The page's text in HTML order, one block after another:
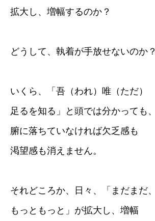
拡大し、増幅するのか？
どうして、執着が手放せないのか？
いくら、「吾（われ）唯（ただ）
足るを知る」と頭では分かっても、
腑に落ちていなければ欠乏感も
渇望感も消えません。
それどころか、日々、「まだまだ、
もっともっと」が拡大し、増幅